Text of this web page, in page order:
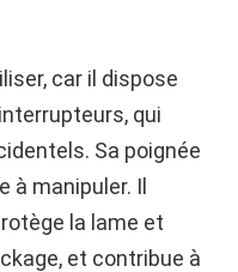
car il dispose
qui
Sa poignée
à manipuler. Il
la lame et
et contribue à